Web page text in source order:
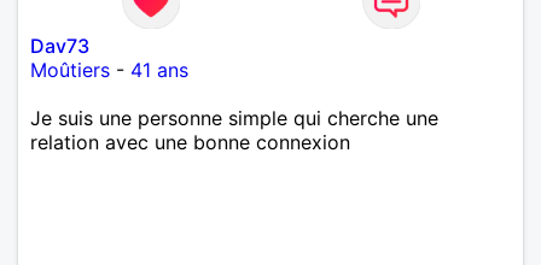
Dav73
Moûtiers - 41 ans
Je suis une personne simple qui cherche une
relation avec une bonne connexion